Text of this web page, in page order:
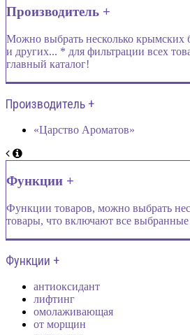
Производитель +
Можно выбрать несколько крымских
и других... * для фильтрации всех
главный каталог!
Производитель +
«Царство Ароматов»
Функции +
Функции товаров, можно выбрать
товары, что включают все
Функции +
антиоксидант
лифтинг
омолаживающая
от морщин